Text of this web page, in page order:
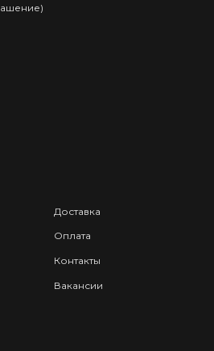
Доставка
Оплата
Контакты
Вакансии